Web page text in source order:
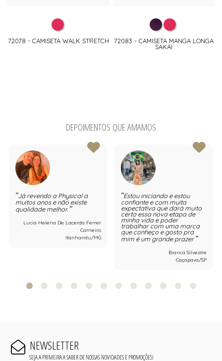
72078 - CAMISETA WALK STRETCH 72083 - CAMISETA MANGA LONGA
SAKAI
DEPOIMENTOS QUE AMAMOS
Já revendo a Physical a
muitos anos e não existe
qualidade melhor.
Lucia Helena De Lacerda Ferrer
Carneiro
Itanhandu/MG
Estou iniciando e estou
confiante e com muita
expectativa que dará muito
certo essa nova etapa de
minha vida e poder
trabalhar com uma marca
que conheço e gosto pra
mim é um grande prazer
Bianca Silvestre
Caçapava/SP
NEWSLETTER
SEJA A PRIMEIRA A SABER DE NOSSAS NOVIDADES E PROMOÇÕES!